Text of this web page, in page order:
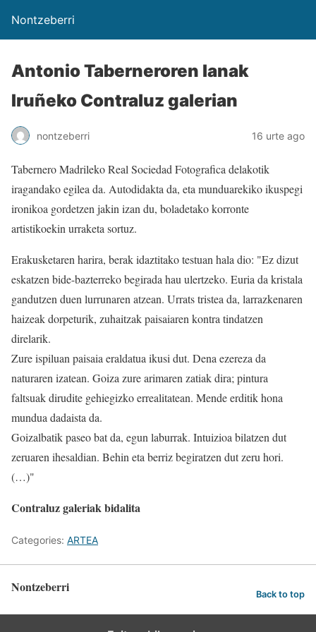
Nontzeberri
Antonio Taberneroren lanak
Iruñeko Contraluz galerian
nontzeberri 16 urte ago
Tabernero Madrileko Real Sociedad Fotografica delakotik
iragandako egilea da. Autodidakta da, eta munduarekiko ikuspegi
ironikoa gordetzen jakin izan du, boladetako korronte
artistikoekin urraketa sortuz.
Erakusketaren harira, berak idaztitako testuan hala dio: "Ez dizut
eskatzen bide-bazterreko begirada hau ulertzeko. Euria da kristala
gandutzen duen lurrunaren atzean. Urrats tristea da, larrazkenaren
haizeak dorpeturik, zuhaitzak paisaiaren kontra tindatzen
direlarik.
Zure ispiluan paisaia eraldatua ikusi dut. Dena ezereza da
naturaren izatean. Goiza zure arimaren zatiak dira; pintura
faltsuak dirudite gehiegizko errealitatean. Mende erditik hona
mundua dadaista da.
Goizalbatik paseo bat da, egun laburrak. Intuizioa bilatzen dut
zeruaren ihesaldian. Behin eta berriz begiratzen dut zeru hori.
(…)"
Contraluz galeriak bidalita
Categories: ARTEA
Nontzeberri Back to top